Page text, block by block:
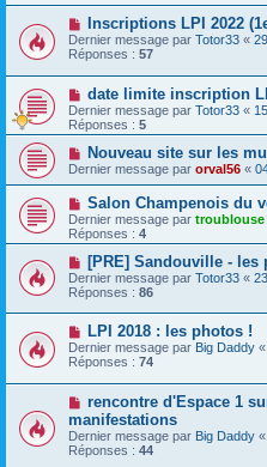
Inscriptions LPI 2022
Dernier message par Totor33 «
Réponses : 57
date limite inscription
Dernier message par Totor33 «
Réponses : 5
Nouveau site sur les
Dernier message par orval56 «
Salon Champenois du
Dernier message par troublouse
Réponses : 4
[PRE] Sandouville - les
Dernier message par Totor33 «
Réponses : 86
LPI 2018 : les photos !
Dernier message par Big Daddy «
Réponses : 74
rencontre d'Espace 1
manifestations
Dernier message par Big Daddy «
Réponses : 44